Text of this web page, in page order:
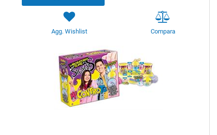
Agg. Wishlist Compara